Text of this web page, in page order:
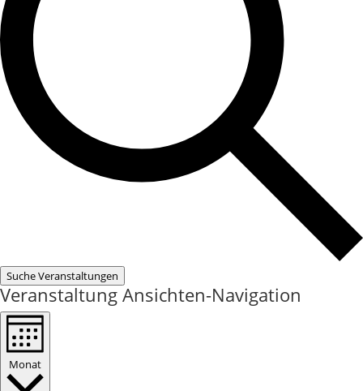
Suche Veranstaltungen
Veranstaltung Ansichten-Navigation
Monat